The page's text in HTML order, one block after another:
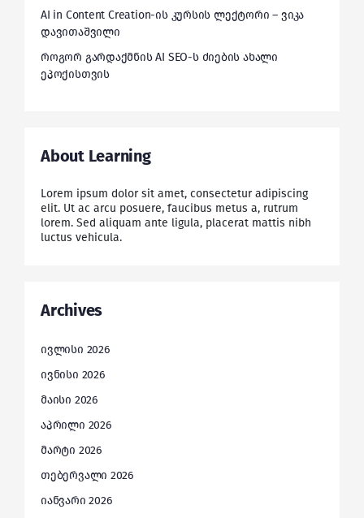
AI in Content Creation-ის კურსის ლექტორი – ვიკა
დავითაშვილი
როგორ გარდაქმნის AI SEO-ს ძიების ახალი
ეპოქისთვის
About Learning
Lorem ipsum dolor sit amet, consectetur adipiscing
elit. Ut ac arcu posuere, faucibus metus a, rutrum
lorem. Sed aliquam ante ligula, placerat mattis nibh
luctus vehicula.
Archives
ივლისი 2026
ივნისი 2026
მაისი 2026
აპრილი 2026
მარტი 2026
თებერვალი 2026
იანვარი 2026